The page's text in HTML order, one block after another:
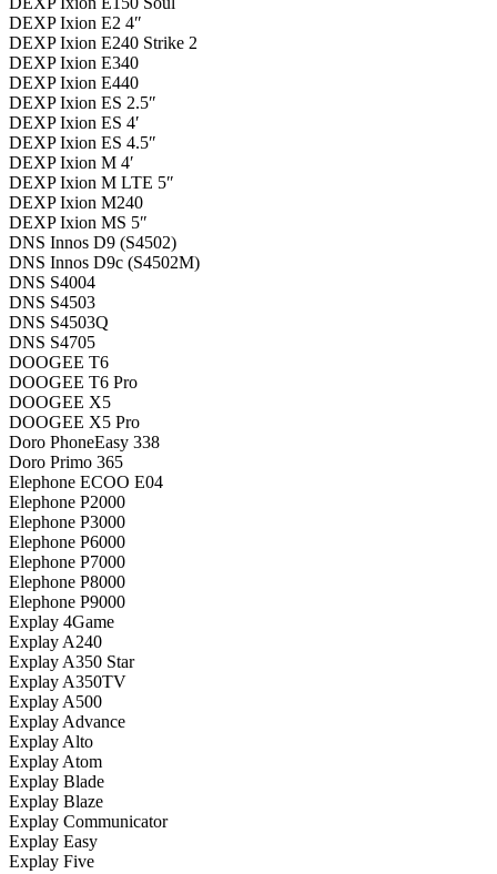
DEXP Ixion E2 4″
DEXP Ixion E240 Strike 2
DEXP Ixion E340
DEXP Ixion E440
DEXP Ixion ES 2.5″
DEXP Ixion ES 4′
DEXP Ixion ES 4.5″
DEXP Ixion M 4′
DEXP Ixion M LTE 5″
DEXP Ixion M240
DEXP Ixion MS 5″
DNS Innos D9 (S4502)
DNS Innos D9c (S4502M)
DNS S4004
DNS S4503
DNS S4503Q
DNS S4705
DOOGEE T6
DOOGEE T6 Pro
DOOGEE X5
DOOGEE X5 Pro
Doro PhoneEasy 338
Doro Primo 365
Elephone ECOO E04
Elephone P2000
Elephone P3000
Elephone P6000
Elephone P7000
Elephone P8000
Elephone P9000
Explay 4Game
Explay A240
Explay A350 Star
Explay A350TV
Explay A500
Explay Advance
Explay Alto
Explay Atom
Explay Blade
Explay Blaze
Explay Communicator
Explay Easy
Explay Five